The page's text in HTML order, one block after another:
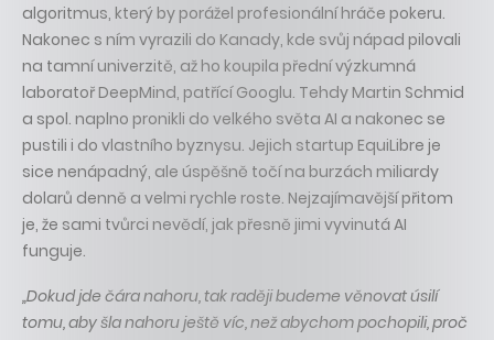
algoritmus, který by porážel profesionální hráče pokeru.
Nakonec s ním vyrazili do Kanady, kde svůj nápad pilovali
na tamní univerzitě, až ho koupila přední výzkumná
laboratoř DeepMind, patřící Googlu. Tehdy Martin Schmid
a spol. naplno pronikli do velkého světa AI a nakonec se
pustili i do vlastního byznysu. Jejich startup EquiLibre je
sice nenápadný, ale úspěšně točí na burzách miliardy
dolarů denně a velmi rychle roste. Nejzajímavější přitom
je, že sami tvůrci nevědí, jak přesně jimi vyvinutá AI
funguje.
„Dokud jde čára nahoru, tak raději budeme věnovat úsilí
tomu, aby šla nahoru ještě víc, než abychom pochopili, proč